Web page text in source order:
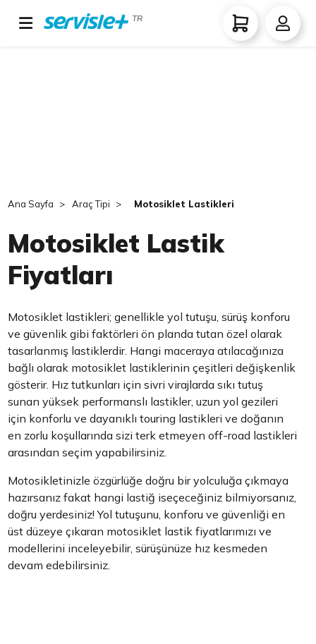
TR
Ana Sayfa Araç Tipi Motosiklet Lastikleri
Motosiklet Lastik
Fiyatları
Motosiklet lastikleri; genellikle yol tutuşu, sürüş konforu
ve güvenlik gibi faktörleri ön planda tutan özel olarak
tasarlanmış lastiklerdir. Hangi maceraya atılacağınıza
bağlı olarak motosiklet lastiklerinin çeşitleri değişkenlik
gösterir. Hız tutkunları için sivri virajlarda sıkı tutuş
sunan yüksek performanslı lastikler, uzun yol gezileri
için konforlu ve dayanıklı touring lastikleri ve doğanın
en zorlu koşullarında sizi terk etmeyen off-road lastikleri
arasından seçim yapabilirsiniz.
Motosikletinizle özgürlüğe doğru bir yolculuğa çıkmaya
hazırsanız fakat hangi lastiğ iseçeceğiniz bilmiyorsanız,
doğru yerdesiniz! Yol tutuşunu, konforu ve güvenliği en
üst düzeye çıkaran motosiklet lastik fiyatlarımızı ve
modellerini inceleyebilir, sürüşünüze hız kesmeden
devam edebilirsiniz.